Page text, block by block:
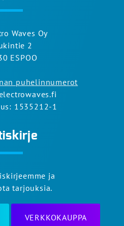
Waves Oy
2
ESPOO
puhelinnumerot
1535212-1
ja
tarjouksia.
VERKKOKAUPPA